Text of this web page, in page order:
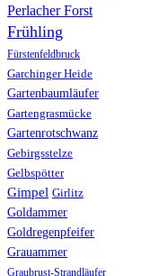
Perlacher Forst
Frühling
Fürstenfeldbruck
Garchinger Heide
Gartenbaumläufer
Gartengrasmücke
Gartenrotschwanz
Gebirgsstelze
Gelbspötter
Gimpel Girlitz
Goldammer
Goldregenpfeifer
Grauammer
Graubrust-Strandläufer